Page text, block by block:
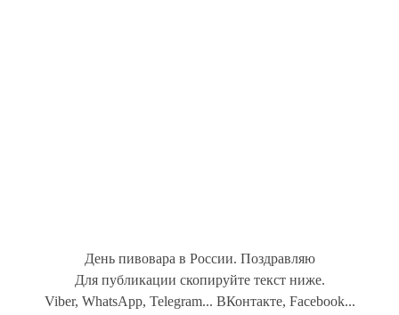
День пивовара в России. Поздравляю
Для публикации скопируйте текст ниже.
Viber, WhatsApp, Telegram... ВКонтакте, Facebook...